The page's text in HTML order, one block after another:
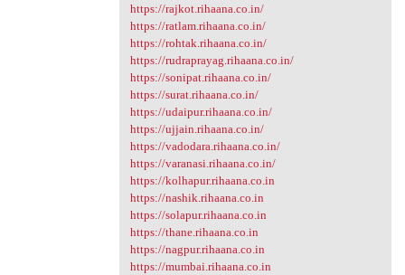
https://rajkot.rihaana.co.in/
https://ratlam.rihaana.co.in/
https://rohtak.rihaana.co.in/
https://rudraprayag.rihaana.co.in/
https://sonipat.rihaana.co.in/
https://surat.rihaana.co.in/
https://udaipur.rihaana.co.in/
https://ujjain.rihaana.co.in/
https://vadodara.rihaana.co.in/
https://varanasi.rihaana.co.in/
https://kolhapur.rihaana.co.in
https://nashik.rihaana.co.in
https://solapur.rihaana.co.in
https://thane.rihaana.co.in
https://nagpur.rihaana.co.in
https://mumbai.rihaana.co.in